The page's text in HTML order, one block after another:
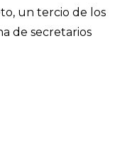
un tercio de los
de secretarios